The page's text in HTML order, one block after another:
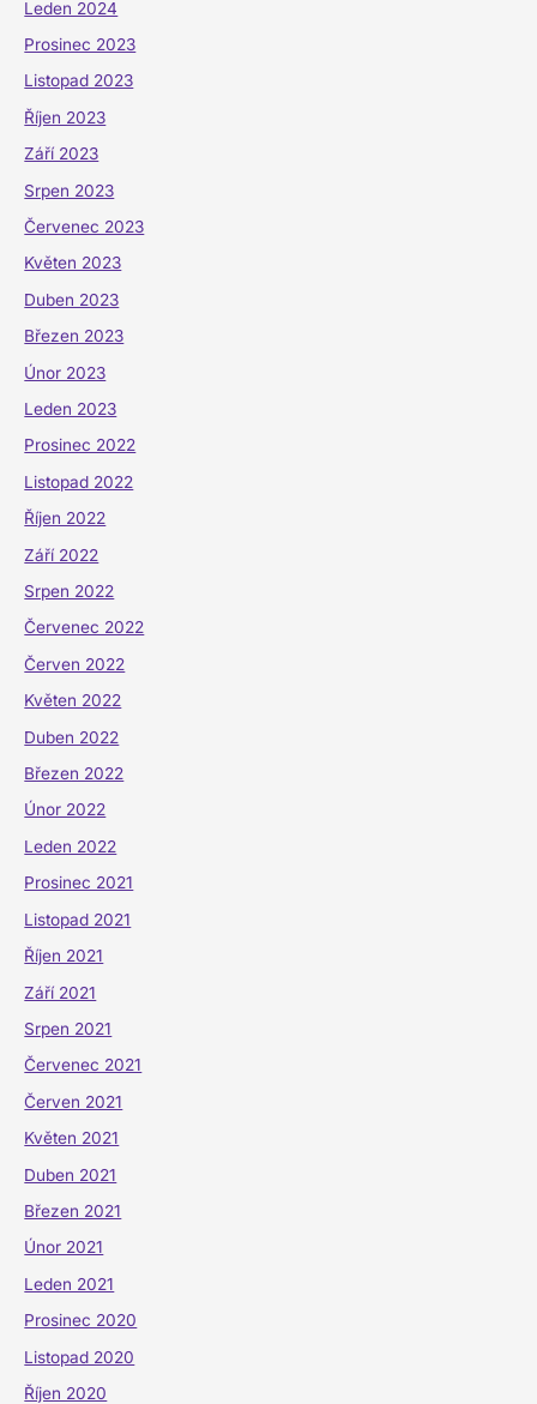
Leden 2024
Prosinec 2023
Listopad 2023
Říjen 2023
Září 2023
Srpen 2023
Červenec 2023
Květen 2023
Duben 2023
Březen 2023
Únor 2023
Leden 2023
Prosinec 2022
Listopad 2022
Říjen 2022
Září 2022
Srpen 2022
Červenec 2022
Červen 2022
Květen 2022
Duben 2022
Březen 2022
Únor 2022
Leden 2022
Prosinec 2021
Listopad 2021
Říjen 2021
Září 2021
Srpen 2021
Červenec 2021
Červen 2021
Květen 2021
Duben 2021
Březen 2021
Únor 2021
Leden 2021
Prosinec 2020
Listopad 2020
Říjen 2020